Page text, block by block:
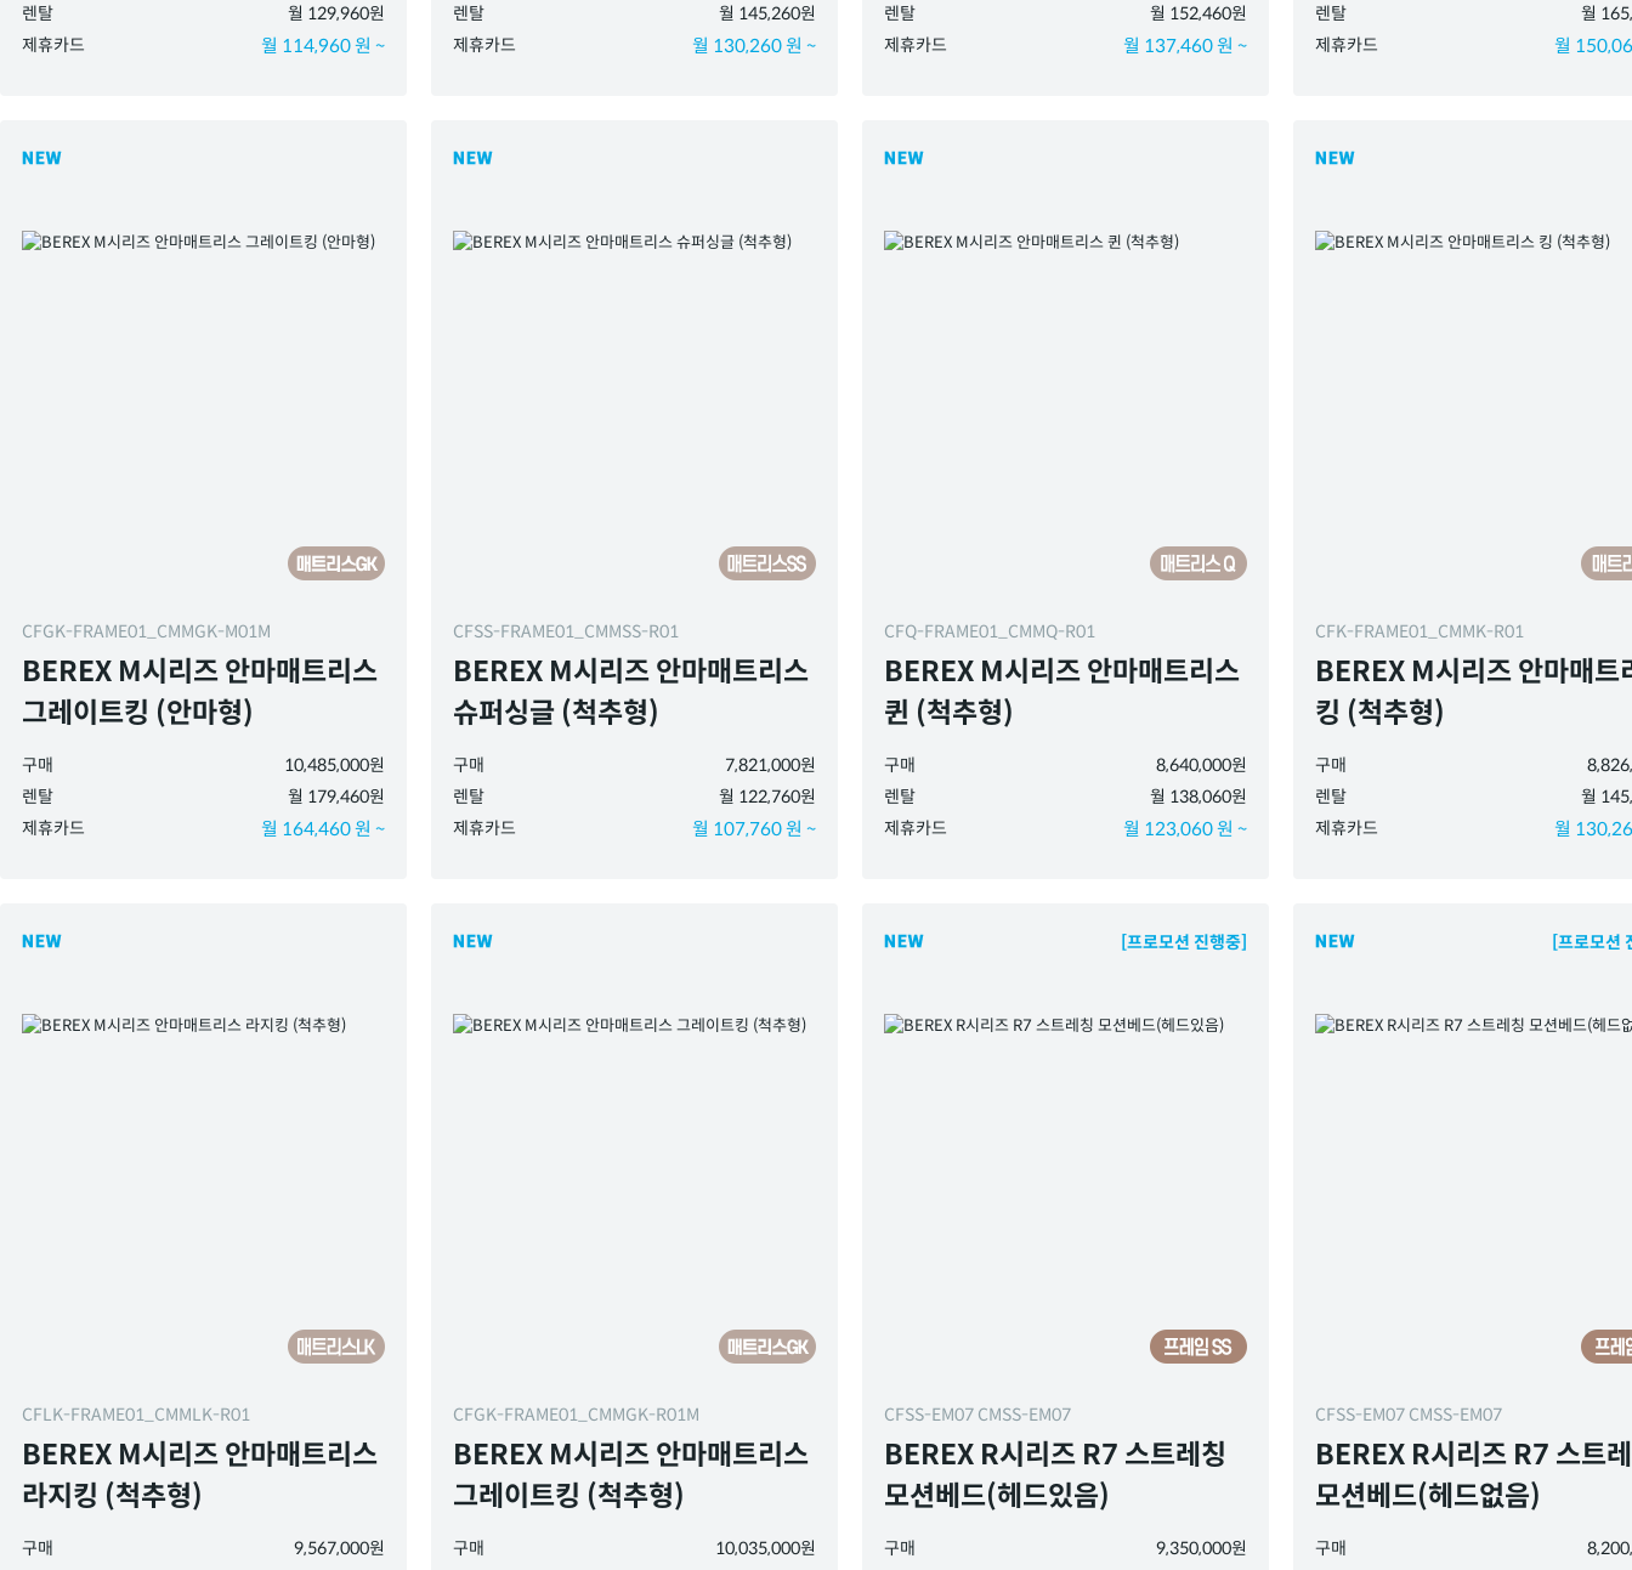
렌탈
월 129,960원
제휴카드
월 114,960 원 ~
렌탈
월 145,260원
제휴카드
월 130,260 원 ~
렌탈
월 152,460원
제휴카드
월 137,460 원 ~
렌탈
월
제휴카드
월
CFGK-FRAME01_CMMGK-M01M
BEREX M시리즈 안마매트리스
그레이트킹 (안마형)
구매
10,485,000원
렌탈
월 179,460원
제휴카드
월 164,460 원 ~
CFSS-FRAME01_CMMSS-R01
BEREX M시리즈 안마매트리스
슈퍼싱글 (척추형)
구매
7,821,000원
렌탈
월 122,760원
제휴카드
월 107,760 원 ~
CFQ-FRAME01_CMMQ-R01
BEREX M시리즈 안마매트리스
퀸 (척추형)
구매
8,640,000원
렌탈
월 138,060원
제휴카드
월 123,060 원 ~
CFK-FRAME01_CMMK-R01
BEREX M시리즈 안마매트
킹 (척추형)
구매
렌탈
월
제휴카드
월
CFLK-FRAME01_CMMLK-R01
BEREX M시리즈 안마매트리스
라지킹 (척추형)
구매
9,567,000원
CFGK-FRAME01_CMMGK-R01M
BEREX M시리즈 안마매트리스
그레이트킹 (척추형)
구매
10,035,000원
[프로모션 진행중]
CFSS-EM07 CMSS-EM07
BEREX R시리즈 R7 스트레칭
모션베드(헤드있음)
구매
9,350,000원
[프로모션
CFSS-EM07 CMSS-EM07
BEREX R시리즈 R7 스트
모션베드(헤드없음)
구매